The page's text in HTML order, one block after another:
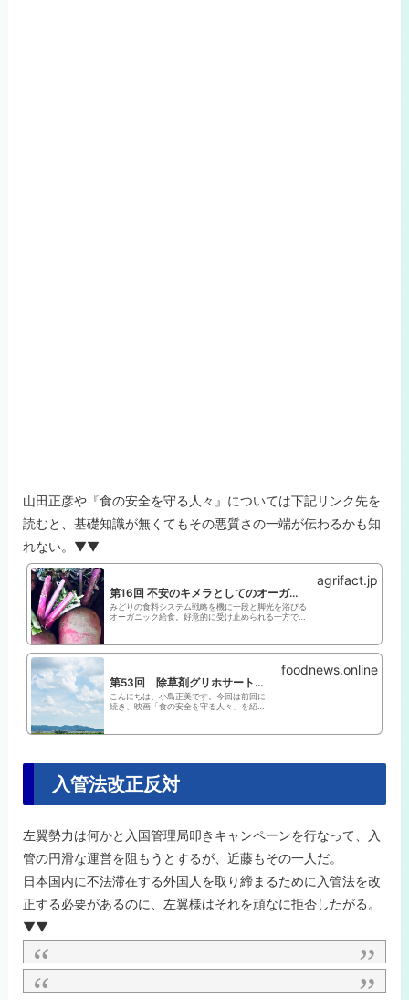
山田正彦や『食の安全を守る人々』については下記リンク先を
読むと、基礎知識が無くてもその悪質さの一端が伝わるかも知
れない。▼▼
第16回 不安のキメラとしてのオーガニック給食【分断をこえてゆけ 有機と慣行の向こう側】 | AGRI FACT 農と食の科学的情報サイト
みどりの食料システム戦略を機に一段と脚光を浴びる
オーガニック給食。好意的に受け止められる一方で、
の進行にあるのではないかと見ます。間宮さんは、情
agrifact.jp
第53回 除草剤グリホサートが「世界中で禁止される」は、まちがい | FOOD NEWS ONLINE フードニュースオンライン
こんにちは、小島正美です。今回は前回に
続き、映画「食の安全を守る人々」を紹介
冒頭は、２０１９年...
foodnews.online
入管法改正反対
左翼勢力は何かと入国管理局叩きキャンペーンを行なって、入
管の円滑な運営を阻もうとするが、近藤もその一人だ。
日本国内に不法滞在する外国人を取り締まるために入管法を改
正する必要があるのに、左翼様はそれを頑なに拒否したがる。
▼▼